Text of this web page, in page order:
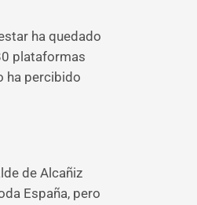
ha quedado
plataformas
ha percibido
de Alcañiz
España, pero